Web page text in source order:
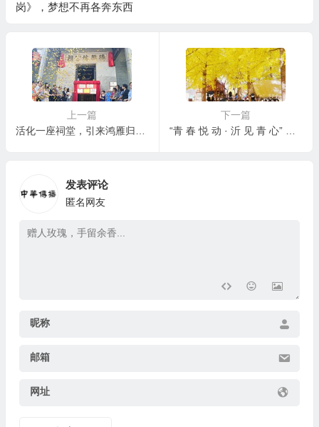
岗》，梦想不再各奔东西
上一篇
活化一座祠堂，引来鸿雁归巢 ——海内外欢聚见证江门德循林公祠重光
下一篇
“青 春 悦 动 · 沂 见 青 心” 露营季青年交友联谊活动举办
发表评论
匿名网友
昵称
邮箱
网址